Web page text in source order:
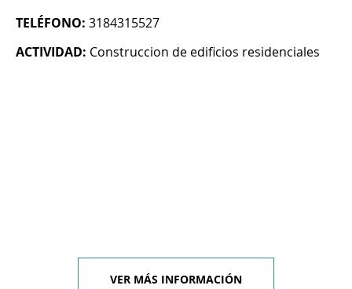
TELÉFONO: 3184315527
ACTIVIDAD: Construccion de edificios residenciales
VER MÁS INFORMACIÓN